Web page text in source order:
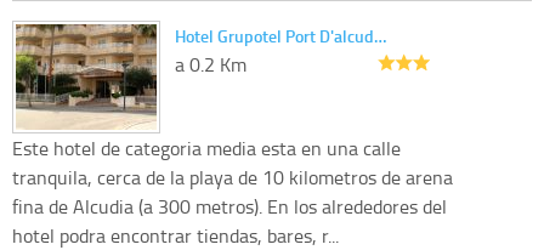
Hotel Grupotel Port D'alcud…
a 0.2 Km
Este hotel de categoria media esta en una calle
tranquila, cerca de la playa de 10 kilometros de arena
fina de Alcudia (a 300 metros). En los alrededores del
hotel podra encontrar tiendas, bares, r...